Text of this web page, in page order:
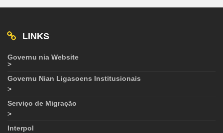
LINKS
Governu nia Website
>
Governu Nian Ligasoens Institusionais
>
Serviço de Migração
>
Interpol